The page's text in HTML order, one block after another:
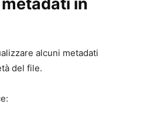
alcuni metadati
del file.